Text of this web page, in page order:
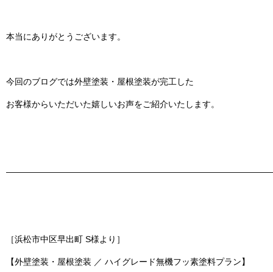
本当にありがとうございます。
今回のブログでは外壁塗装・屋根塗装が完工した
お客様からいただいた嬉しいお声をご紹介いたします。
［浜松市中区早出町 S様より］
【外壁塗装・屋根塗装 ／ ハイグレード無機フッ素塗料プラン】